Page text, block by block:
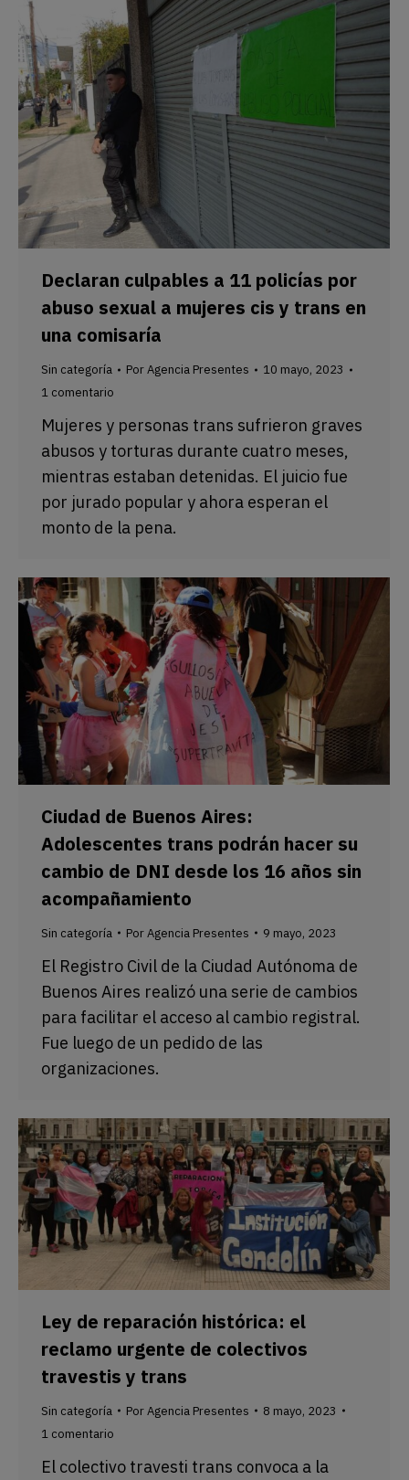
Declaran culpables a 11 policías por
abuso sexual a mujeres cis y trans en
una comisaría
Sin categoría PorAgencia Presentes
10 mayo, 2023
1 comentario
Mujeres y personas trans sufrieron graves
abusos y torturas durante cuatro meses,
mientras estaban detenidas. El juicio fue
por jurado popular y ahora esperan el
monto de la pena.
Ciudad de Buenos Aires:
Adolescentes trans podrán hacer su
cambio de DNI desde los 16 años sin
acompañamiento
Sin categoría PorAgencia Presentes 9 mayo, 2023
El Registro Civil de la Ciudad Autónoma de
Buenos Aires realizó una serie de cambios
para facilitar el acceso al cambio registral.
Fue luego de un pedido de las
organizaciones.
Ley de reparación histórica: el
reclamo urgente de colectivos
travestis y trans
Sin categoría PorAgencia Presentes
8 mayo, 2023
1 comentario
El colectivo travesti trans convoca a la